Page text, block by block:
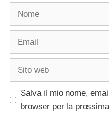
Nome
Email
Sito
Salva il mio nome,
browser per la